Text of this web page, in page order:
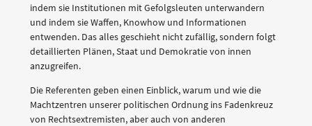
indem sie Institutionen mit Gefolgsleuten unterwandern
und indem sie Waffen, Knowhow und Informationen
entwenden. Das alles geschieht nicht zufällig, sondern folgt
detaillierten Plänen, Staat und Demokratie von innen
anzugreifen.
Die Referenten geben einen Einblick, warum und wie die
Machtzentren unserer politischen Ordnung ins Fadenkreuz
von Rechtsextremisten, aber auch von anderen